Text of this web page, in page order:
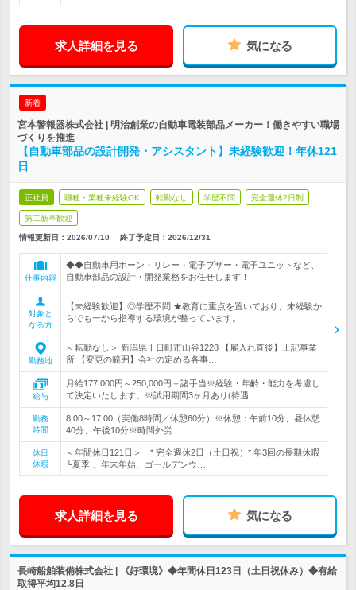
求人詳細を見る 気になる
新着
宮本警報器株式会社 | 明治創業の自動車電装部品メーカー！働きやすい職場
づくりを推進
【自動車部品の設計開発・アシスタント】未経験歓迎！年休121
日
正社員 職種・業種未経験OK 転勤なし 学歴不問 完全週休2日制
第二新卒歓迎
情報更新日：2026/07/10 終了予定日： 2026/12/31
仕事内容
◆◆自動車用ホーン・リレー・電子ブザー・電子ユニットなど、
自動車部品の設計・開発業務をお任せします！
対象と
なる方
【未経験歓迎】◎学歴不問 ★教育に重点を置いており、未経験か
らでも一から指導する環境が整っています。
勤務地
＜転勤なし＞ 新潟県十日町市山谷1228 【雇入れ直後】上記事業
所 【変更の範囲】会社の定める各事…
給与
月給177,000円～250,000円＋諸手当※経験・年齢・能力を考慮し
て決定いたします。※試用期間3ヶ月あり(待遇…
勤務
時間
8:00～17:00（実働8時間／休憩60分）※休憩：午前10分、昼休憩
40分、午後10分※時間外労…
休日
休暇
＜年間休日121日＞ * 完全週休2日（土日祝）* 年3回の長期休暇
└夏季 、年末年始、ゴールデンウ…
求人詳細を見る 気になる
長崎船舶装備株式会社 | 《好環境》◆年間休日123日（土日祝休み）◆有給
取得平均12.8日